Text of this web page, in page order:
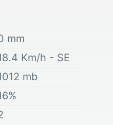
mm
Km/h - SE
mb
%